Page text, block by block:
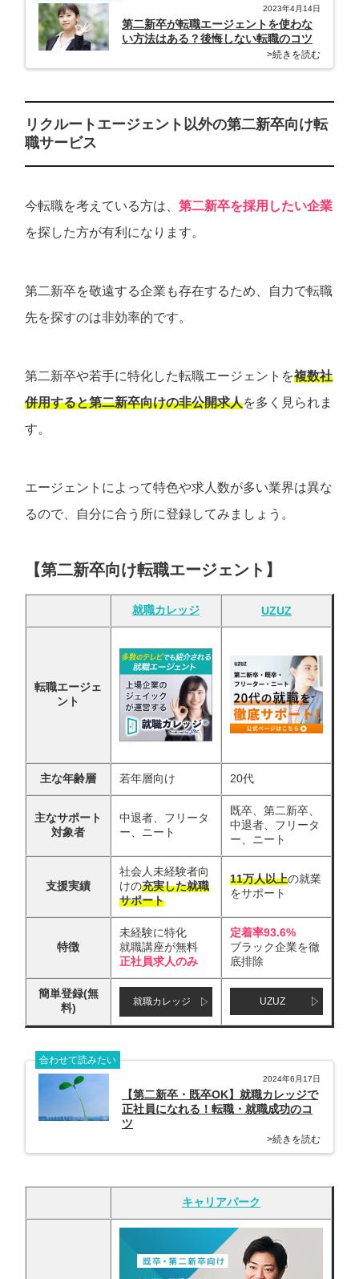
2023年4月14日
第二新卒が転職エージェントを使わな
い方法はある？後悔しない転職のコツ
>続きを読む
リクルートエージェント以外の第二新卒向け転
職サービス
今転職を考えている方は、 第二新卒を採用したい企業
を探した方が有利になります。
第二新卒を敬遠する企業も存在するため、自力で転職
先を探すのは非効率的です。
第二新卒や若手に特化した転職エージェントを複数社
併用すると第二新卒向けの非公開求人を多く見られま
す。
エージェントによって特色や求人数が多い業界は異な
るので、自分に合う所に登録してみましょう。
【第二新卒向け転職エージェント】
就職カレッジ UZUZ
転職エージェ
ント
主な年齢層 若年層向け 20代
主なサポート
対象者
中退者、フリータ
ー、ニート
既卒、第二新卒、
中退者、フリータ
ー、ニート
支援実績
社会人未経験者向
けの充実した就職
サポート
11万人以上の就業
をサポート
特徴
未経験に特化
就職講座が無料
正社員求人のみ
定着率93.6%
ブラック企業を徹
底排除
簡単登録(無
料)
就職カレッジ UZUZ
合わせて読みたい
2024年6月17日
【第二新卒・既卒OK】就職カレッジで
正社員になれる！転職・就職成功のコ
ツ
>続きを読む
キャリアパーク